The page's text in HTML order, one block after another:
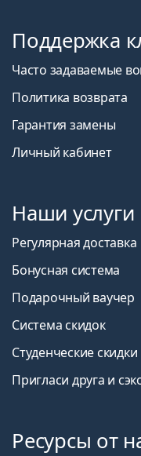
Поддержка
Часто задаваемые
Политика возврата
Гарантия замены
Личный кабинет
Наши услуги
Регулярная доставка
Бонусная система
Подарочный ваучер
Система скидок
Студенческие скидки
Пригласи друга и
Ресурсы от